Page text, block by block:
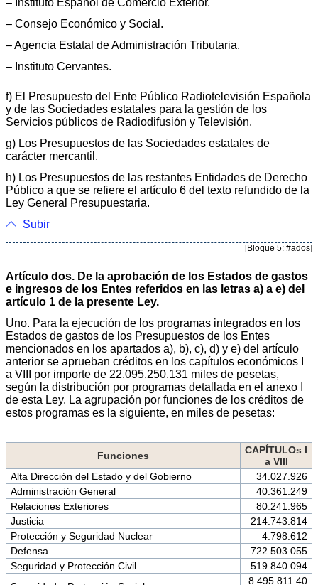
– Instituto Español de Comercio Exterior.
– Consejo Económico y Social.
– Agencia Estatal de Administración Tributaria.
– Instituto Cervantes.
f) El Presupuesto del Ente Público Radiotelevisión Española
y de las Sociedades estatales para la gestión de los
Servicios públicos de Radiodifusión y Televisión.
g) Los Presupuestos de las Sociedades estatales de
carácter mercantil.
h) Los Presupuestos de las restantes Entidades de Derecho
Público a que se refiere el artículo 6 del texto refundido de la
Ley General Presupuestaria.
Subir
[Bloque 5: #ados]
Artículo dos. De la aprobación de los Estados de gastos
e ingresos de los Entes referidos en las letras a) a e) del
artículo 1 de la presente Ley.
Uno. Para la ejecución de los programas integrados en los
Estados de gastos de los Presupuestos de los Entes
mencionados en los apartados a), b), c), d) y e) del artículo
anterior se aprueban créditos en los capítulos económicos I
a VIII por importe de 22.095.250.131 miles de pesetas,
según la distribución por programas detallada en el anexo I
de esta Ley. La agrupación por funciones de los créditos de
estos programas es la siguiente, en miles de pesetas:
Funciones
CAPÍTULOs I
a VIII
Alta Dirección del Estado y del Gobierno
34.027.926
Administración General
40.361.249
Relaciones Exteriores
80.241.965
Justicia
214.743.814
Protección y Seguridad Nuclear
4.798.612
Defensa
722.503.055
Seguridad y Protección Civil
519.840.094
8.495.811.40